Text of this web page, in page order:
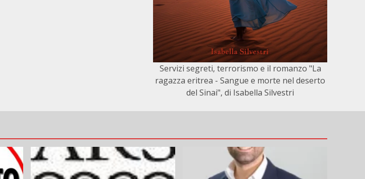
Servizi segreti, terrorismo e il romanzo "La
ragazza eritrea - Sangue e morte nel deserto
del Sinai", di Isabella Silvestri